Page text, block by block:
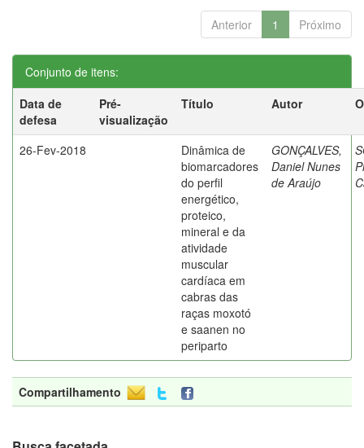
Anterior 1 Próximo
Conjunto de itens:
Data de
defesa
Pré-
visualização
Título Autor
26-Fev-2018
Dinâmica de
biomarcadores
do perfil
energético,
proteico,
mineral e da
atividade
muscular
cardíaca em
cabras das
raças moxotó
e saanen no
periparto
GONÇALVES,
Daniel Nunes
de Araújo
Compartilhamento